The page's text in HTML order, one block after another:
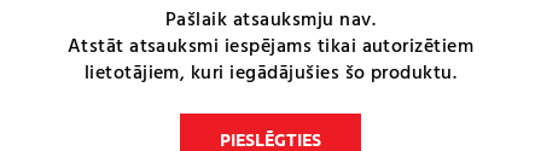
Pašlaik atsauksmju nav.
Atstāt atsauksmi iespējams tikai autorizētiem
lietotājiem, kuri iegādājušies šo produktu.
PIESLĒGTIES